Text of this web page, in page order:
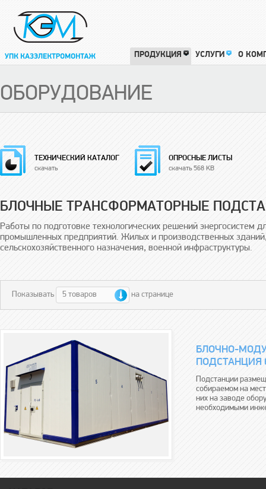
ПРОДУКЦИЯ УСЛУГИ О
ОБОРУДОВАНИЕ
ТЕХНИЧЕСКИЙ КАТАЛОГ
скачать
ОПРОСНЫЕ ЛИСТЫ
скачать 568 KB
БЛОЧНЫЕ ТРАНСФОРМАТОРНЫЕ
Работы по подготовке технологических решений
промышленных предприятий. Жилых и производственных
сельскохозяйственного назначения, военной инфраструктуры.
Показывать 5 товаров на странице
БЛОЧНО-
ПОДСТАНЦИЯ
Подстанции
собираемом на
них на заводе
необходимыми